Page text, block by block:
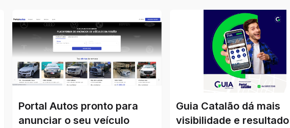
Portal Autos pronto para
anunciar o seu veículo
Guia Catalão dá mais
visibilidade e